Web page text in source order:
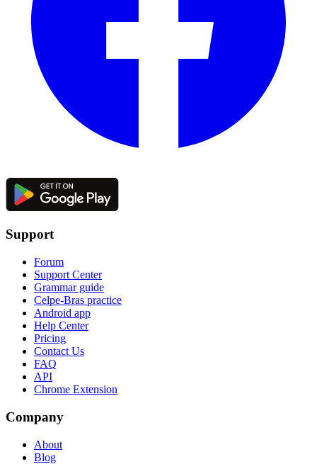
Support
Forum
Support Center
Grammar guide
Celpe-Bras practice
Android app
Help Center
Pricing
Contact Us
FAQ
API
Chrome Extension
Company
About
Blog